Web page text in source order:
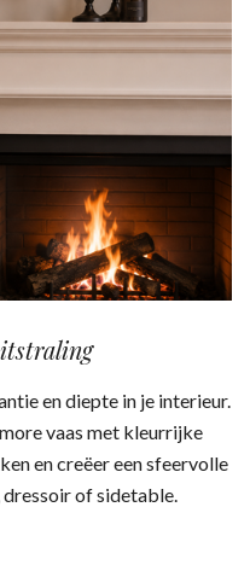
en diepte in je interieur.
vaas met kleurrijke
en creëer een sfeervolle
of sidetable.